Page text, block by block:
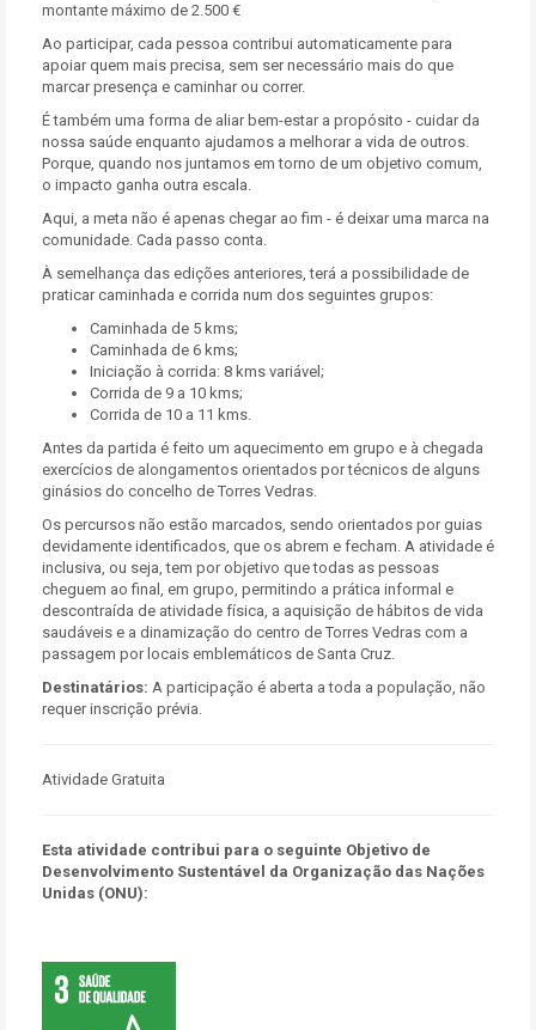
montante máximo de 2.500 €
Ao participar, cada pessoa contribui automaticamente para
apoiar quem mais precisa, sem ser necessário mais do que
marcar presença e caminhar ou correr.
É também uma forma de aliar bem-estar a propósito - cuidar da
nossa saúde enquanto ajudamos a melhorar a vida de outros.
Porque, quando nos juntamos em torno de um objetivo comum,
o impacto ganha outra escala.
Aqui, a meta não é apenas chegar ao fim - é deixar uma marca na
comunidade. Cada passo conta.
À semelhança das edições anteriores, terá a possibilidade de
praticar caminhada e corrida num dos seguintes grupos:
Caminhada de 5 kms;
Caminhada de 6 kms;
Iniciação à corrida: 8 kms variável;
Corrida de 9 a 10 kms;
Corrida de 10 a 11 kms.
Antes da partida é feito um aquecimento em grupo e à chegada
exercícios de alongamentos orientados por técnicos de alguns
ginásios do concelho de Torres Vedras.
Os percursos não estão marcados, sendo orientados por guias
devidamente identificados, que os abrem e fecham. A atividade é
inclusiva, ou seja, tem por objetivo que todas as pessoas
cheguem ao final, em grupo, permitindo a prática informal e
descontraída de atividade física, a aquisição de hábitos de vida
saudáveis e a dinamização do centro de Torres Vedras com a
passagem por locais emblemáticos de Santa Cruz.
Destinatários: A participação é aberta a toda a população, não
requer inscrição prévia.
Atividade Gratuita
Esta atividade contribui para o seguinte Objetivo de
Desenvolvimento Sustentável da Organização das Nações
Unidas (ONU):